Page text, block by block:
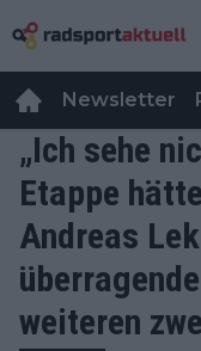
Newsletter
„Ich sehe
Etappe
Andreas
weiteren